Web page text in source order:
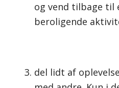
og vend tilbage til
beroligende
del lidt af